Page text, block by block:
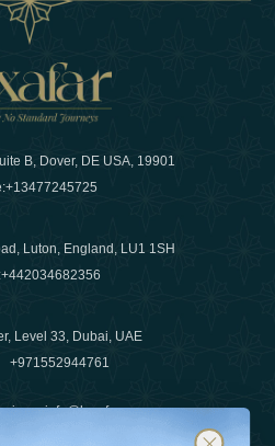
B, Dover, DE USA, 19901
+13477245725
Luton, England, LU1 1SH
+442034682356
Level 33, Dubai, UAE
+971552944761
:info@luxafar.com
plus sur les dernières
et restez informé